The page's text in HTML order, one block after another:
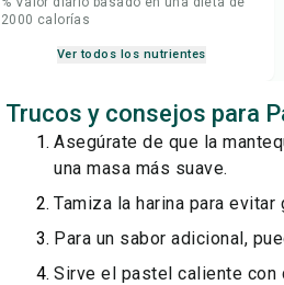
2000 calorías
Ver todos los nutrientes
Trucos y consejos para
Asegúrate de que la
una masa más suave.
Tamiza la harina para
Para un sabor adicional,
Sirve el pastel caliente con